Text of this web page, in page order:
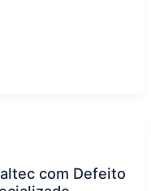
com Defeito